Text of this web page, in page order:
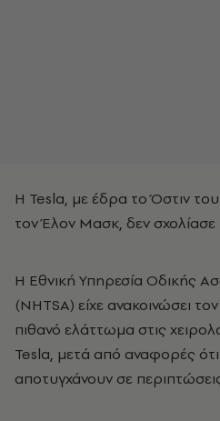
Η Tesla, με έδρα το Όστιν
τον Έλον Μασκ, δεν σχολίασε
Η Εθνική Υπηρεσία Οδικής
(NHTSA) είχε ανακοινώσει
πιθανό ελάττωμα στις
Tesla, μετά από αναφορές ότι
αποτυγχάνουν σε